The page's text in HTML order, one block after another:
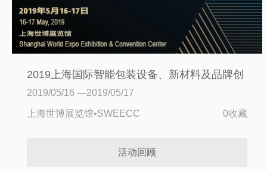
2019上海国际智能包装设备、新材料及品牌创
意论坛
2019/05/16 —2019/05/17
上海世博展览馆•SWEECC 0收藏
活动回顾